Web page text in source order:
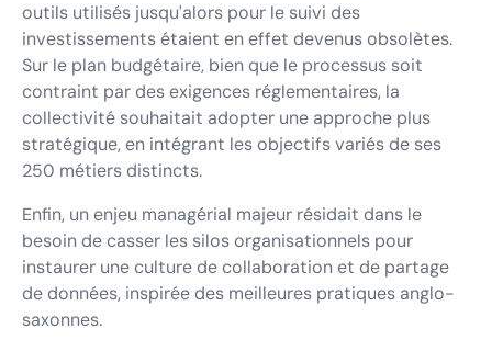
outils utilisés jusqu'alors pour le suivi des
investissements étaient en effet devenus obsolètes.
Sur le plan budgétaire, bien que le processus soit
contraint par des exigences réglementaires, la
collectivité souhaitait adopter une approche plus
stratégique, en intégrant les objectifs variés de ses
250 métiers distincts.
Enfin, un enjeu managérial majeur résidait dans le
besoin de casser les silos organisationnels pour
instaurer une culture de collaboration et de partage
de données, inspirée des meilleures pratiques anglo-
saxonnes.